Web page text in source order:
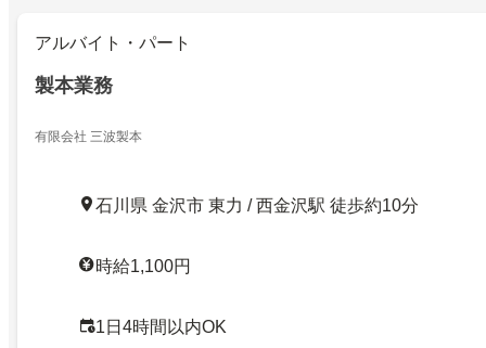
アルバイト・パート
製本業務
有限会社 三波製本
石川県 金沢市 東力 / 西金沢駅 徒歩約10分
時給1,100円
1日4時間以内OK